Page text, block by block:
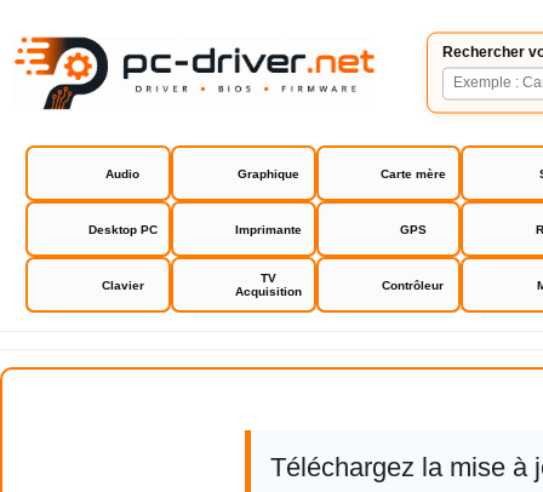
Rechercher
Audio Graphique Carte mère
Desktop PC Imprimante GPS
Clavier
TV
Acquisition
Contrôleur
Asrock Z68 Pro3 bios drivers
Téléchargez la mise à